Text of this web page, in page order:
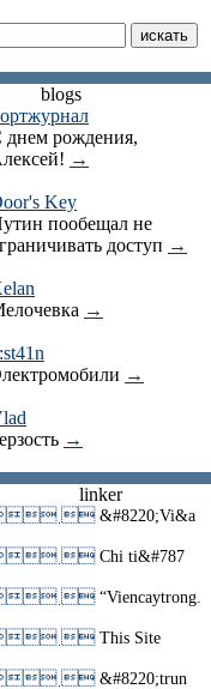
blogs
днем рождения,
→
Key
пообещал не
доступ →
→
→
→
linker
&#8220;Vi&a
Chi ti&#787
“Viencaytrong.
This Site
&#8220;trun